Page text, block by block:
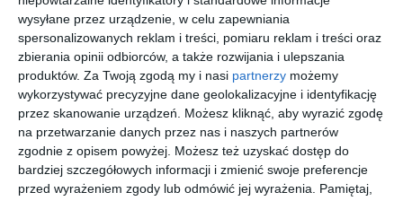
wysyłane przez urządzenie, w celu zapewniania
spersonalizowanych reklam i treści, pomiaru reklam i treści oraz
zbierania opinii odbiorców, a także rozwijania i ulepszania
produktów. Za Twoją zgodą my i nasi partnerzy możemy
wykorzystywać precyzyjne dane geolokalizacyjne i identyfikację
przez skanowanie urządzeń. Możesz kliknąć, aby wyrazić zgodę
na przetwarzanie danych przez nas i naszych partnerów
zgodnie z opisem powyżej. Możesz też uzyskać dostęp do
bardziej szczegółowych informacji i zmienić swoje preferencje
przed wyrażeniem zgody lub odmówić jej wyrażenia.
Pamiętaj,
kolekcji Arctic Storm
Ceramika Paradyż w
łazience
Aranżacja z wyjątkowymi płytkami z kolekcji Arctic Storm
Ceramika Paradyż w łazience.